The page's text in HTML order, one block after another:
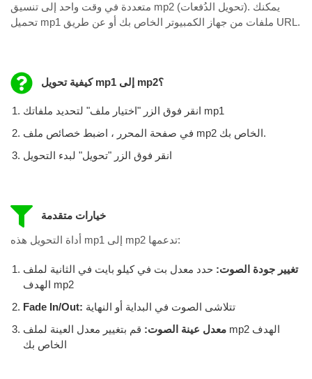
متعددة في وقت واحد إلى تنسيق mp2 (تحويل الدُفعات). يمكنك
تحميل mp1 ملفات من جهاز الكمبيوتر الخاص بك أو عن طريق URL.
كيفية تحويل mp1 إلى mp2؟
انقر فوق الزر "اختيار ملف" لتحديد ملفاتك mp1
في صفحة المحرر ، اضبط خصائص ملف mp2 الخاص بك.
انقر فوق الزر "تحويل" لبدء التحويل
خيارات متقدمة
أداة التحويل هذه mp1 إلى mp2 تدعمها:
تغيير جودة الصوت: حدد معدل بت في كيلو بايت في الثانية لملف
الهدف mp2
Fade In/Out: تتلاشى الصوت في البداية أو النهاية
معدل عينة الصوت: قم بتغيير معدل العينة لملف mp2 الهدف
الخاص بك